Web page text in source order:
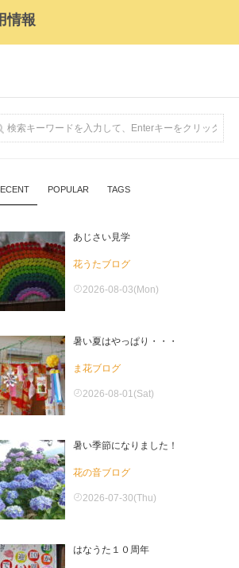
情報
POPULAR TAGS
あじさい見学
花うたブログ
2026-08-03(Mon)
暑い夏はやっぱり・・・
ま花ブログ
2026-08-01(Sat)
暑い季節になりました！
花の音ブログ
2026-07-30(Thu)
はなうた１０周年